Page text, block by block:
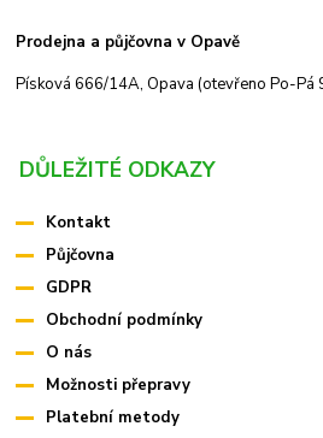
Prodejna a půjčovna v Opavě
Písková 666/14A, Opava (otevřeno Po-Pá
DŮLEŽITÉ ODKAZY
Kontakt
Půjčovna
GDPR
Obchodní podmínky
O nás
Možnosti přepravy
Platební metody